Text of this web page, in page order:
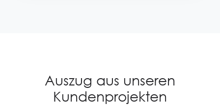
Auszug aus unseren
Kundenprojekten